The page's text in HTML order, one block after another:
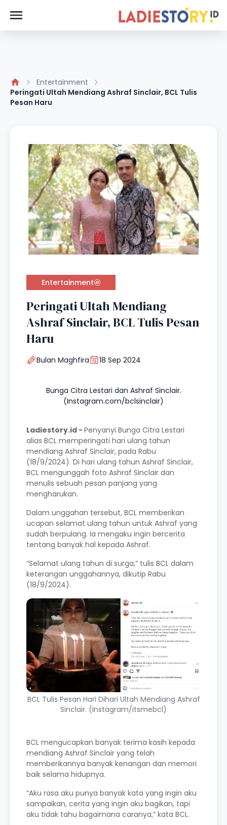
Entertainment
Peringati Ultah Mendiang Ashraf Sinclair, BCL Tulis
Pesan Haru
Entertainment
Peringati Ultah Mendiang
Ashraf Sinclair, BCL Tulis Pesan
Haru
Bulan Maghfira 18 Sep 2024
Bunga Citra Lestari dan Ashraf Sinclair.
(Instagram.com/bclsinclair)
Ladiestory.id - Penyanyi Bunga Citra Lestari
alias BCL memperingati hari ulang tahun
mendiang Ashraf Sinclair, pada Rabu
(18/9/2024). Di hari ulang tahun Ashraf Sinclair,
BCL mengunggah foto Ashraf Sinclair dan
menulis sebuah pesan panjang yang
mengharukan.
Dalam unggahan tersebut, BCL memberikan
ucapan selamat ulang tahun untuk Ashraf yang
sudah berpulang. Ia mengaku ingin bercerita
tentang banyak hal kepada Ashraf.
“Selamat ulang tahun di surga,” tulis BCL dalam
keterangan unggahannya, dikutip Rabu
(18/9/2024).
BCL Tulis Pesan Hari Dihari Ultah Mendiang Ashraf
Sinclair. (Instagram/itsmebcl)
BCL mengucapkan banyak terima kasih kepada
mendiang Ashraf Sinclair yang telah
memberikannya banyak kenangan dan memori
baik selama hidupnya.
“Aku rasa aku punya banyak kata yang ingin aku
sampaikan, cerita yang ingin aku bagikan, tapi
aku tidak tahu bagaimana caranya,” kata BCL.